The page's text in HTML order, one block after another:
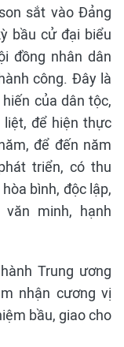
sắt vào Đảng
bầu cử đại biểu
đồng nhân dân
công. Đây là
của dân tộc,
liệt, để hiện thực
để đến năm
triển, có thu
bình, độc lập,
minh, hạnh
Trung ương
nhận cương vị
bầu, giao cho